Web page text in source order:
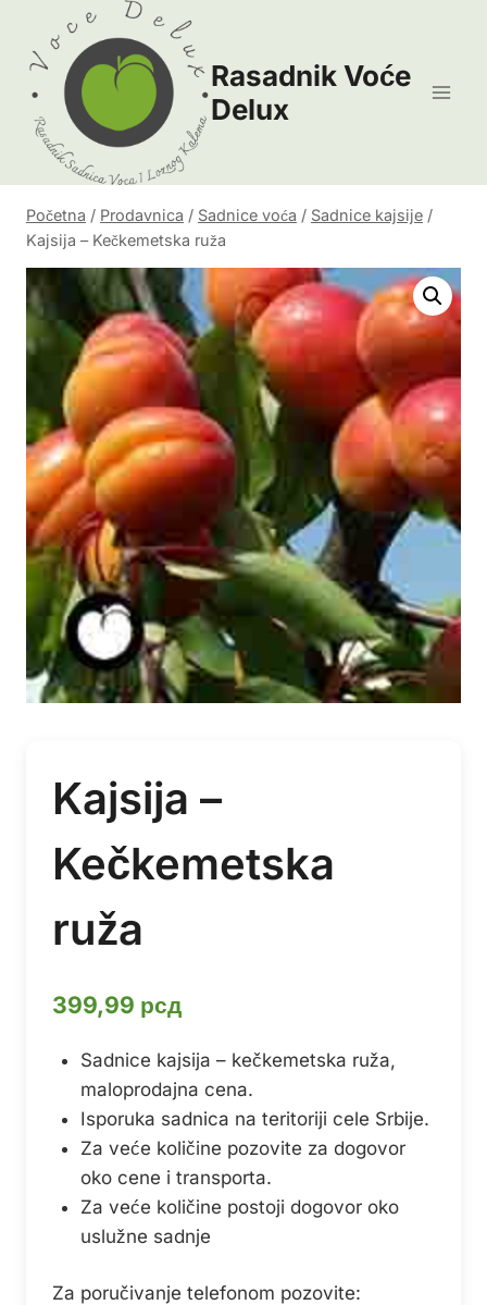
content
Rasadnik Voće
Delux
Početna / Prodavnica / Sadnice voća / Sadnice kajsije /
Kajsija – Kečkemetska ruža
Kajsija –
Kečkemetska
ruža
399,99 рсд
Sadnice kajsija – kečkemetska ruža,
maloprodajna cena.
Isporuka sadnica na teritoriji cele Srbije.
Za veće količine pozovite za dogovor
oko cene i transporta.
Za veće količine postoji dogovor oko
uslužne sadnje
Za poručivanje telefonom pozovite: